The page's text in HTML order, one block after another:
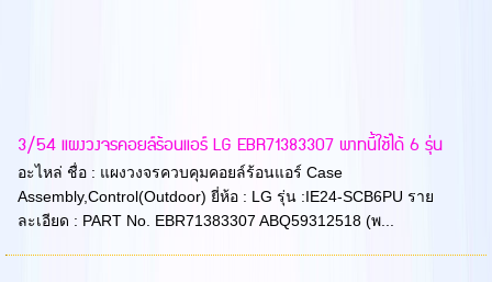
3/54 แผงวงจรคอยล์ร้อนแอร์ LG EBR71383307 พาทนี้ใช้ได้ 6 รุ่น
อะไหล่ ชื่อ : แผงวงจรควบคุมคอยล์ร้อนแอร์ Case
Assembly,Control(Outdoor) ยี่ห้อ : LG รุ่น :IE24-SCB6PU ราย
ละเอียด : PART No. EBR71383307 ABQ59312518 (พ...